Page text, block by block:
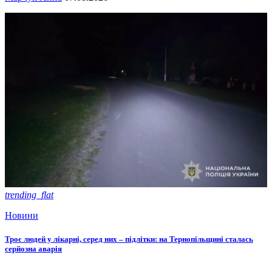
trending_flat
Новини
Троє людей у лікарні, серед них – підлітки: на Тернопільщині сталась
серйозна аварія